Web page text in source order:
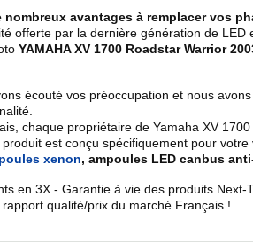
nombreux avantages à remplacer vos
offerte par la dernière génération de
YAMAHA XV 1700 Roadstar Warrior
écouté vos préoccupation et nous
chaque propriétaire de Yamaha XV
est conçu spécifiquement pour
xenon, ampoules LED canbus
en 3X - Garantie à vie des produits Next-
rapport qualité/prix du marché Français !